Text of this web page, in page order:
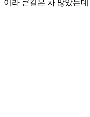
이라 큰길은 차 많았는